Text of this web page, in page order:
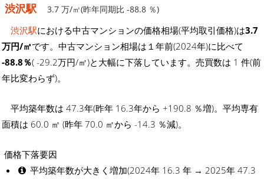
渋沢駅 3.7 万/㎡(昨年同期比 -88.8 ％)
渋沢駅における中古マンションの価格相場(平均取引価格)は3.7
万円/㎡です。中古マンション相場は１年前(2024年)に比べて
-88.8％( -29.2万円/㎡)と大幅に下落しています。売買数は 1 件(前
年比変わらず)。
平均築年数は 47.3年(昨年 16.3年から +190.8 ％増)。平均専有
面積は 60.0 ㎡ (昨年 70.0 ㎡から -14.3 ％減)。
価格下落要因
平均築年数が大きく増加(2024年 16.3 年 → 2025年 47.3